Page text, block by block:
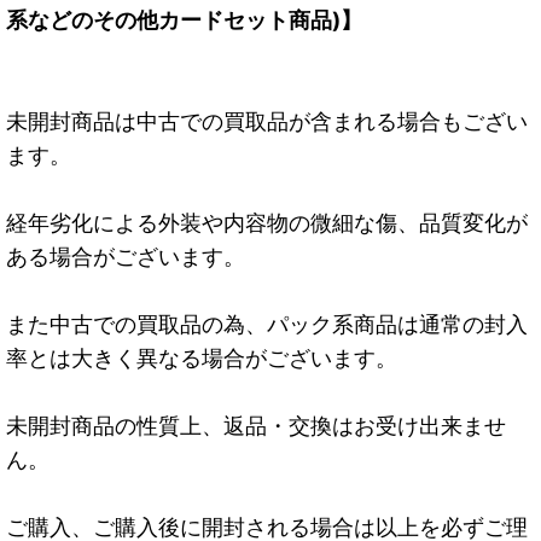
系などのその他カードセット商品)】
未開封商品は中古での買取品が含まれる場合もござい
ます。
経年劣化による外装や内容物の微細な傷、品質変化が
ある場合がございます。
また中古での買取品の為、パック系商品は通常の封入
率とは大きく異なる場合がございます。
未開封商品の性質上、返品・交換はお受け出来ませ
ん。
ご購入、ご購入後に開封される場合は以上を必ずご理